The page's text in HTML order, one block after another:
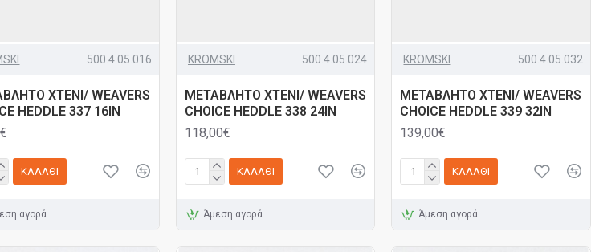
500.4.05.016
ΧΤΕΝΙ/ WEAVERS
HEDDLE 337 16IN
ΚΑΛΆΘΙ
αγορά
KROMSKI 500.4.05.024
ΜΕΤΑΒΛΗΤΟ ΧΤΕΝΙ/ WEAVERS
CHOICE HEDDLE 338 24IN
118,00€
ΚΑΛΆΘΙ
Άμεση αγορά
KROMSKI 500.4.05.032
ΜΕΤΑΒΛΗΤΟ ΧΤΕΝΙ/ WEAVERS
CHOICE HEDDLE 339 32ΙΝ
139,00€
ΚΑΛΆΘΙ
Άμεση αγορά